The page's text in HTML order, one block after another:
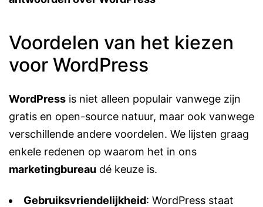
Voordelen van het kiezen
voor WordPress
WordPress is niet alleen populair vanwege zijn
gratis en open-source natuur, maar ook vanwege
verschillende andere voordelen. We lijsten graag
enkele redenen op waarom het in ons
marketingbureau dé keuze is.
Gebruiksvriendelijkheid: WordPress staat